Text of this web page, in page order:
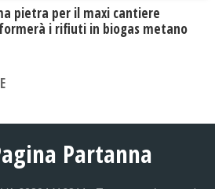
pietra per il maxi cantiere
i rifiuti in biogas metano
Partanna